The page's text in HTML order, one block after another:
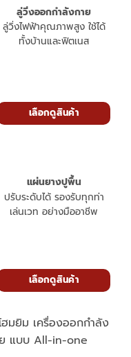
ลู่วิ่งออกกำลังกาย
ลู่วิ่งไฟฟ้าคุณภาพสูง ใช้ได้
ทั้งบ้านและฟิตเนส
เลือกดูสินค้า
แผ่นยางปูพื้น
ปรับระดับได้ รองรับทุกท่า
เล่นเวท อย่างมืออาชีพ
เลือกดูสินค้า